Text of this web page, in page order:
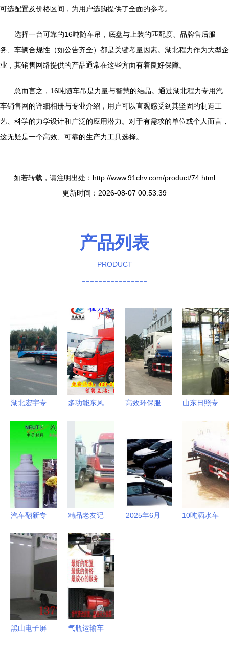
可选配置及价格区间，为用户选购提供了全面的参考。
选择一台可靠的16吨随车吊，底盘与上装的匹配度、品牌售后服
务、车辆合规性（如公告齐全）都是关键考量因素。湖北程力作为大型企
业，其销售网络提供的产品通常在这些方面有着良好保障。
总而言之，16吨随车吊是力量与智慧的结晶。通过湖北程力专用汽
车销售网的详细相册与专业介绍，用户可以直观感受到其坚固的制造工
艺、科学的力学设计和广泛的应用潜力。对于有需求的单位或个人而言，
这无疑是一个高效、可靠的生产力工具选择。
如若转载，请注明出处：http://www.91clrv.com/product/74.html
更新时间：2026-08-07 00:53:39
产品列表
PRODUCT
----------------
湖北宏宇专
其他类型专
与销售策略
解析
多功能东风
能、配置与
行情分析
高效环保服
东风特商吸
粪车
山东日照专
新科技赋
能，海外订
单纷至沓来
汽车翻新专
格、厂家推
荐及世界工
精品老友记
手新大威、
悍威、奥
龙、重汽豪
沃重卡选购
指南
2025年6月
10吨洒水车
黑山电子屏
气瓶运输车